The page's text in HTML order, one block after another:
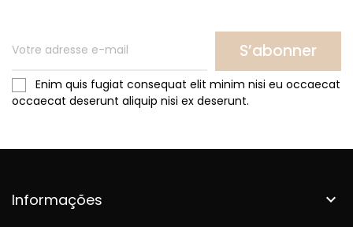
S’abonner
Enim quis fugiat consequat elit minim nisi eu occaecat
occaecat deserunt aliquip nisi ex deserunt.
Informações 